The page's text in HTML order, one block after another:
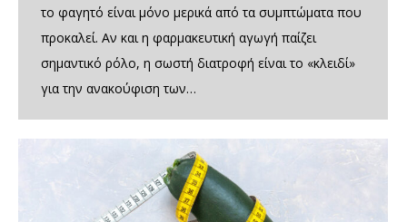
το φαγητό είναι μόνο μερικά από τα συμπτώματα που
προκαλεί. Αν και η φαρμακευτική αγωγή παίζει
σημαντικό ρόλο, η σωστή διατροφή είναι το «κλειδί»
για την ανακούφιση των…